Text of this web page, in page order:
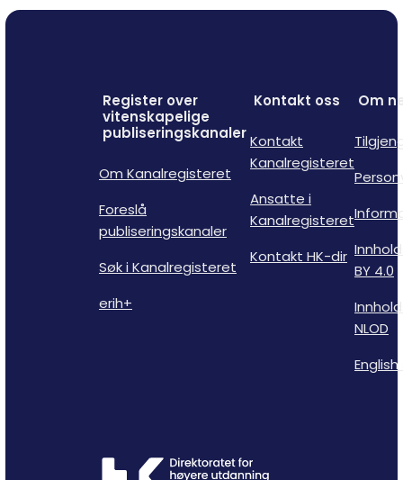
Register over
vitenskapelige
publiseringskanaler
Om Kanalregisteret
Foreslå
publiseringskanaler
Søk i Kanalregisteret
erih+
Kontakt oss
Kontakt
Kanalregisteret
Ansatte i
Kanalregisteret
Kontakt HK-dir
Om
BY 4.0
NLOD